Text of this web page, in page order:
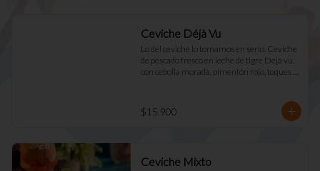
Ceviche Déjà Vu
Lo del ceviche lo tomamos en serio. Ceviche
de pescado fresco en leche de tigre Déjà vu,
con cebolla morada, pimentón rojo, toques
$15.900
Ceviche Mixto